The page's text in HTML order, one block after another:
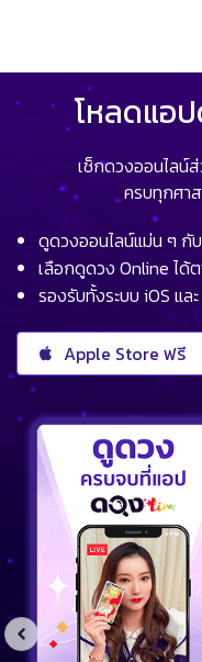
โหลดแอ
เช็กดวงออนไลน์
ครบทุกศา
ดูดวงออนไลน์แม่น ๆ กั
เลือกดูดวง Online ได้
รองรับทั้งระบบ iOS แล
Apple Store ฟรี